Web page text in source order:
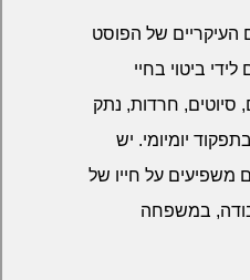
העיקריים של הפוסט
ביטוי בחיי
סיוטים, חרדות, נתק
יומיומי. יש
משפיעים על חייו של
במשפחה